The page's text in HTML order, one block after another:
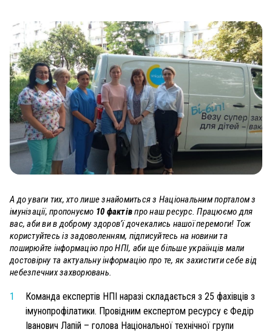
А до уваги тих, хто лише знайомиться з Національним порталом з
імунізації, пропонуємо 10 фактівпро наш ресурс.Працюємо для
вас, аби ви в доброму здоров’ї дочекались нашої перемоги! Тож
користуйтесь із задоволенням, підписуйтесь на новини та
поширюйте інформацію про НПІ, аби ще більше українців мали
достовірну та актуальну інформацію про те, як захистити себе від
небезпечних захворювань.
Команда експертів НПІ наразі складається з 25 фахівців з
імунопрофілатики. Провідним експертом ресурсу є Федір
Іванович Лапій – голова Національної технічної групи